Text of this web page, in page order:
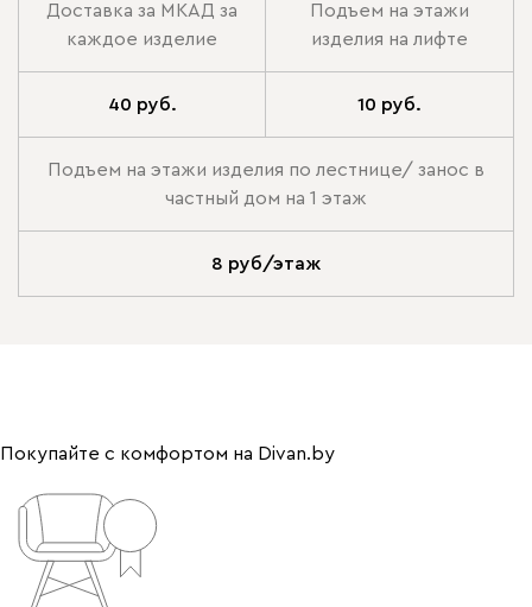
Доставка за МКАД за
каждое изделие
Подъем на этажи
изделия на лифте
40 руб. 10 руб.
Подъем на этажи изделия по лестнице/ занос в
частный дом на 1 этаж
8 руб/этаж
Покупайте с комфортом на Divan.by